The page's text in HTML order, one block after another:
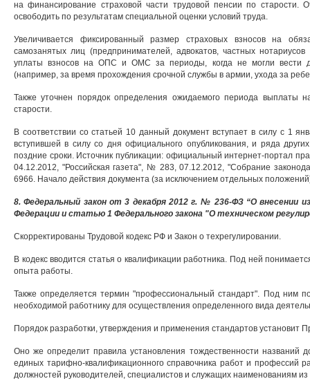
на финансирование страховой части трудовой пенсии по старости.
освободить по результатам специальной оценки условий труда.
Увеличивается фиксированный размер страховых взносов на
самозанятых лиц (предпринимателей, адвокатов, частных
уплаты взносов на ОПС и ОМС за периоды, когда не могли вести
(например, за время прохождения срочной службы в армии, ухода за
Также уточнен порядок определения ожидаемого периода выплаты
старости.
В соответствии со статьей 10 данный документ вступает в силу с 1
вступившей в силу со дня официального опубликования, и ряда
поздние сроки. Источник публикации: официальный интернет-портал
04.12.2012, "Российская газета", № 283, 07.12.2012, "Собрание
6966. Начало действия документа (за исключением отдельных
8. Федеральный закон от 3 декабря 2012 г. № 236-ФЗ “О внесении
Федерации и статью 1 Федерального закона "О техническом
Скорректированы Трудовой кодекс РФ и Закон о техрегулировании.
В кодекс вводится статья о квалификации работника. Под ней
опыта работы.
Также определяется термин "профессиональный стандарт". Под ним
необходимой работнику для осуществления определенного вида
Порядок разработки, утверждения и применения стандартов установит
Оно же определит правила установления тождественности названий
единых тарифно-квалификационного справочника работ и профессий
должностей руководителей, специалистов и служащих наименованиям из